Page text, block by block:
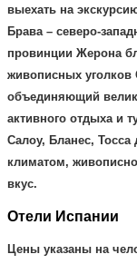
выехать на
Брава – северо-
провинции Жерона
живописных уголков
объединяющий
активного отдыха и
Салоу, Бланес, Тосса
климатом,
вкус.
Отели Испании
Цены указаны на